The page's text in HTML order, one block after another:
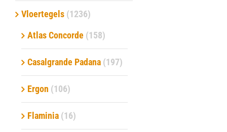
Verwerkingsmaterialen
Over ons
Contact
Vloertegels (1236)
Atlas Concorde (158)
Casalgrande Padana (197)
Ergon (106)
Flaminia (16)